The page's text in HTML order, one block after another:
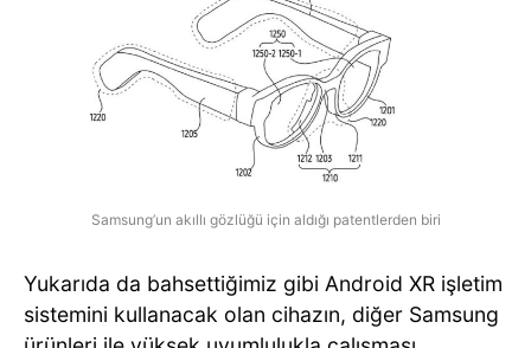
Samsung’un akıllı gözlüğü için aldığı patentlerden biri
Yukarıda da bahsettiğimiz gibi Android XR işletim
sistemini kullanacak olan cihazın, diğer Samsung